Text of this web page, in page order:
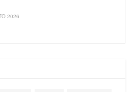
2026